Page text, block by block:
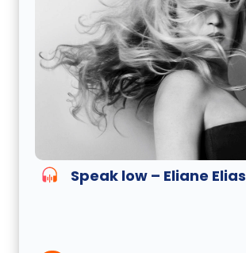
Speak low – Eliane Elias